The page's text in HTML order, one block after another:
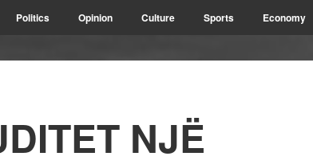
Politics Opinion Culture Sports Economy
NJË